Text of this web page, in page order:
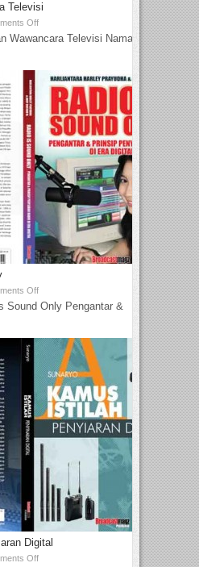
Televisi
Off
Wawancara Televisi Nama
Off
Sound Only Pengantar &
Digital
Off